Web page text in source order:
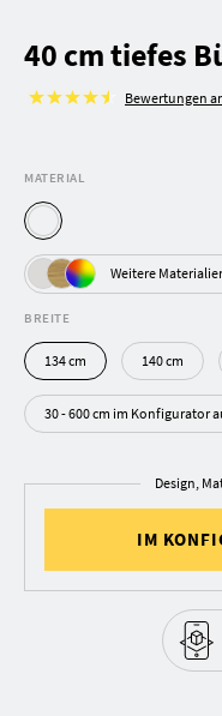
40 cm tiefes
Bewertungen
MATERIAL
Weitere
BREITE
134 cm 140 cm
30 - 600 cm im Konfigurator
Design,
IM